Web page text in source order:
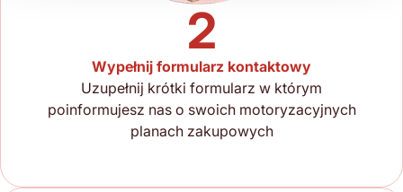
2
Wypełnij formularz kontaktowy
Uzupełnij krótki formularz w którym
poinformujesz nas o swoich motoryzacyjnych
planach zakupowych